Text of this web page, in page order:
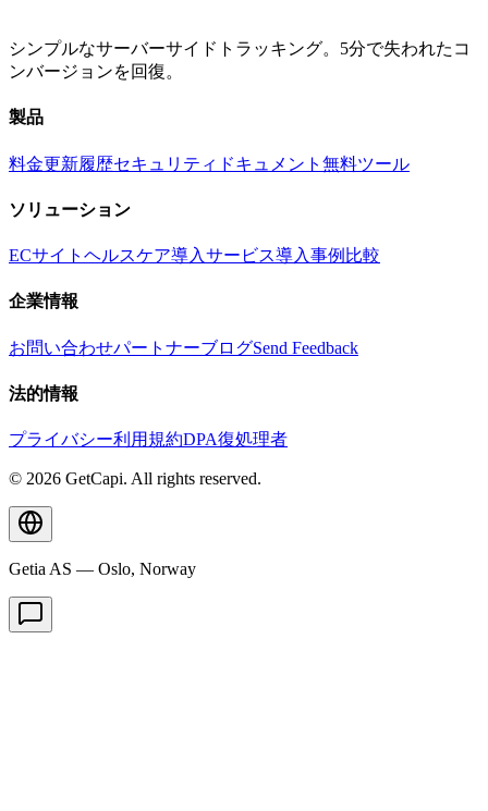
シンプルなサーバーサイドトラッキング。5分で失われたコ
ンバージョンを回復。
製品
料金更新履歴セキュリティ ドキュメント 無料ツール
ソリューション
ECサイト ヘルスケア導入サービス導入事例 比較
企業情報
お問い合わせパートナーブログSend Feedback
法的情報
プライバシー利用規約DPA復処理者
© 2026 GetCapi. All rights reserved.
Getia AS — Oslo, Norway